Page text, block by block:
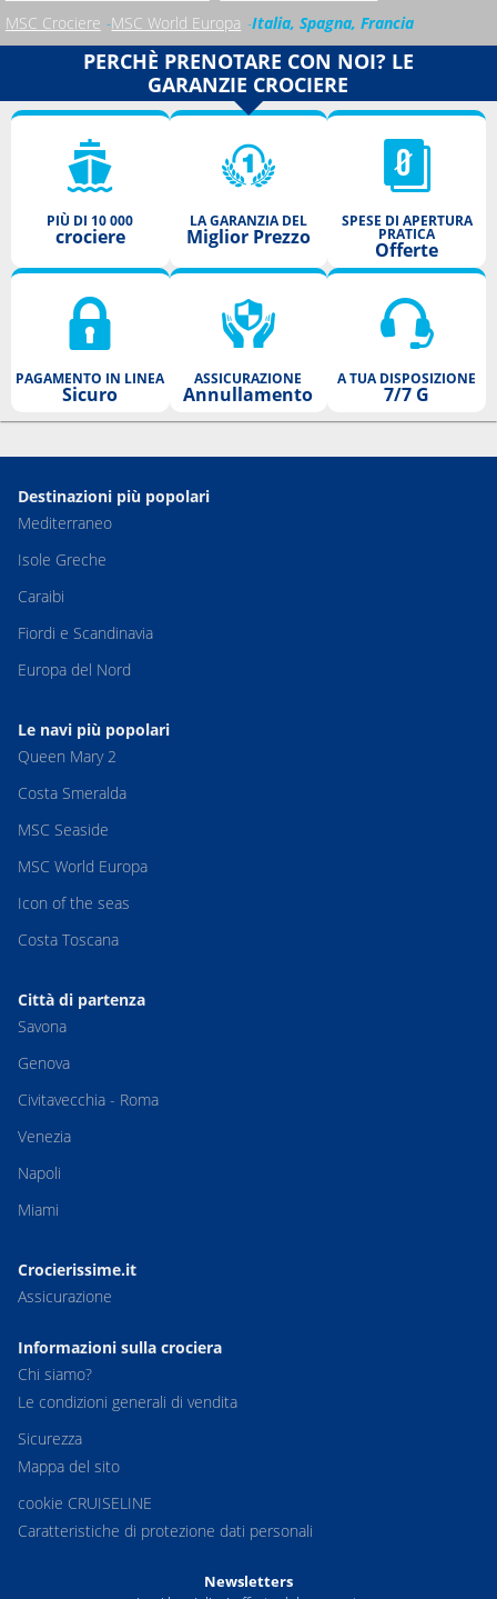
MSC Crociere MSC World Europa Italia, Spagna, Francia
PERCHÈ PRENOTARE CON NOI? LE
GARANZIE CROCIERE
PIÙ DI 10 000
crociere
LA GARANZIA DEL
Miglior Prezzo
SPESE DI APERTURA
PRATICA
Offerte
PAGAMENTO IN LINEA
Sicuro
ASSICURAZIONE
Annullamento
A TUA DISPOSIZIONE
7/7 G
Destinazioni più popolari
Mediterraneo
Isole Greche
Caraibi
Fiordi e Scandinavia
Europa del Nord
Le navi più popolari
Queen Mary 2
Costa Smeralda
MSC Seaside
MSC World Europa
Icon of the seas
Costa Toscana
Città di partenza
Savona
Genova
Civitavecchia - Roma
Venezia
Napoli
Miami
Crocierissime.it
Assicurazione
Informazioni sulla crociera
Chi siamo?
Le condizioni generali di vendita
Sicurezza
Mappa del sito
cookie CRUISELINE
Caratteristiche di protezione dati personali
Newsletters